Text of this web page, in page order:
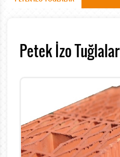
Petek İzo Tuğlalar